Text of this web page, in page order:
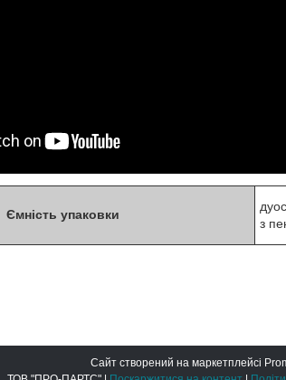
Ємність упаковки
з
Сайт створений на маркетплейсі